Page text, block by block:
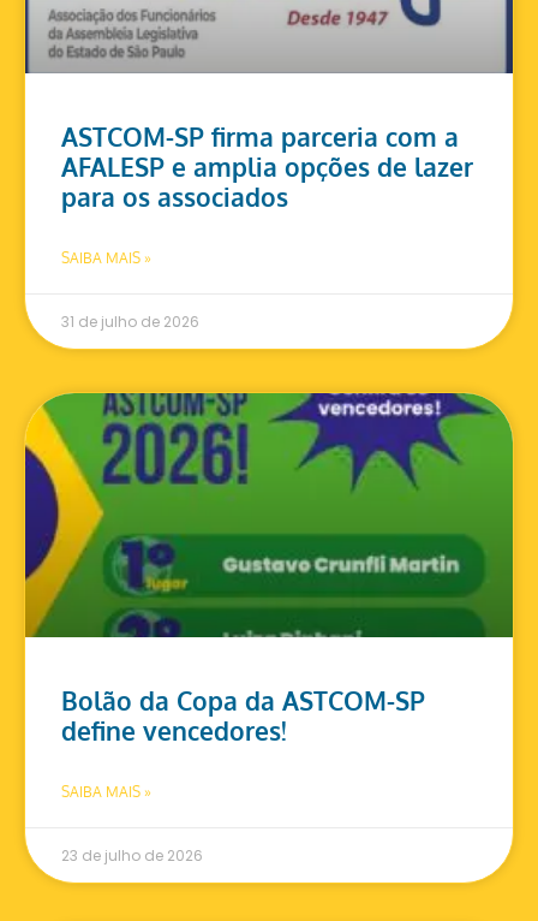
ASTCOM-SP firma parceria com a
AFALESP e amplia opções de lazer
para os associados
SAIBA MAIS »
31 de julho de 2026
Bolão da Copa da ASTCOM-SP
define vencedores!
SAIBA MAIS »
23 de julho de 2026